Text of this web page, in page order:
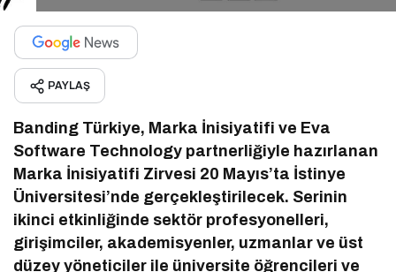
PAYLAŞ
Banding Türkiye, Marka İnisiyatifi ve Eva
Software Technology partnerliğiyle hazırlanan
Marka İnisiyatifi Zirvesi 20 Mayıs’ta İstinye
Üniversitesi’nde gerçekleştirilecek. Serinin
ikinci etkinliğinde sektör profesyonelleri,
girişimciler, akademisyenler, uzmanlar ve üst
düzey yöneticiler ile üniversite öğrencileri ve